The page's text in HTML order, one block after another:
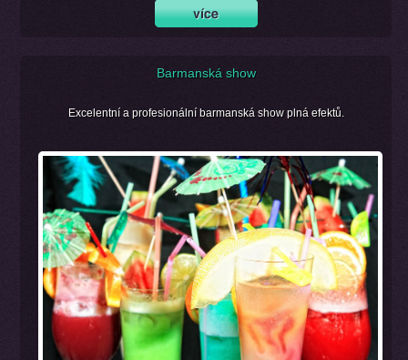
Barmanská show
Excelentní a profesionální barmanská show plná efektů.